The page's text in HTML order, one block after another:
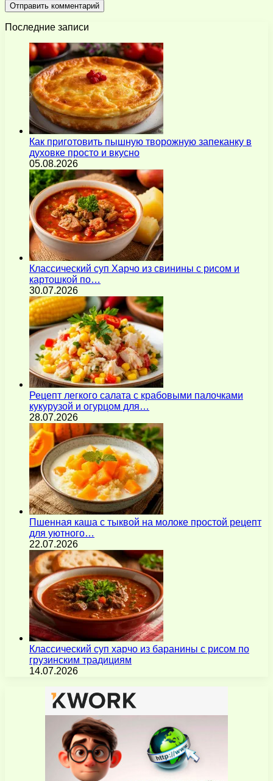
Последние записи
Как приготовить пышную творожную запеканку в
духовке просто и вкусно
05.08.2026
Классический суп Харчо из свинины с рисом и
картошкой по…
30.07.2026
Рецепт легкого салата с крабовыми палочками
кукурузой и огурцом для…
28.07.2026
Пшенная каша с тыквой на молоке простой рецепт
для уютного…
22.07.2026
Классический суп харчо из баранины с рисом по
грузинским традициям
14.07.2026